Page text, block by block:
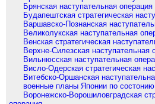
Брянская наступательная операция
Будапештская стратегическая
Варшавско-Познанская
Великолукская наступательная
Венская стратегическая
Верхне-Силезская наступательная
Вильнюсская наступательная
Висло-Одерская стратегическая
Витебско-Оршанская
военные планы Японии по
Воронежско-Ворошиловградская